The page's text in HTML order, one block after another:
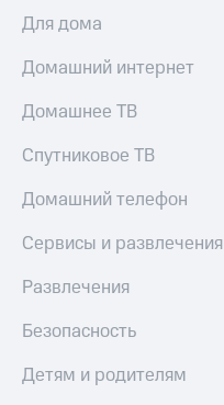
Для дома
Домашний интернет
Домашнее ТВ
Спутниковое ТВ
Домашний телефон
Сервисы и развлечения
Развлечения
Безопасность
Детям и родителям